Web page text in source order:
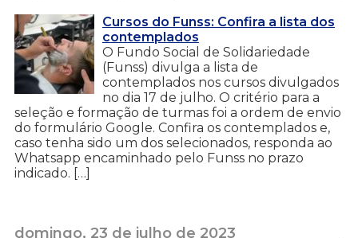
Cursos do Funss: Confira a lista dos
contemplados
O Fundo Social de Solidariedade
(Funss) divulga a lista de
contemplados nos cursos divulgados
no dia 17 de julho. O critério para a
seleção e formação de turmas foi a ordem de envio
do formulário Google. Confira os contemplados e,
caso tenha sido um dos selecionados, responda ao
Whatsapp encaminhado pelo Funss no prazo
indicado. […]
domingo, 23 de julho de 2023